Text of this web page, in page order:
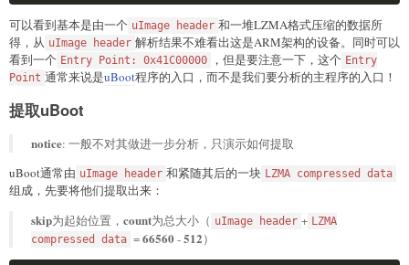
可以看到基本是由一个 uImage header 和一堆LZMA格式压缩的数据所
得，从 uImage header 解析结果不难看出这是ARM架构的设备。同时可以
看到一个 Entry Point: 0x41C00000 ，但是要注意一下，这个 Entry
Point 通常来说是uBoot程序的入口，而不是我们要分析的主程序的入口！
提取uBoot
notice: 一般不对其做进一步分析，只演示如何提取
uBoot通常由 uImage header 和紧随其后的一块 LZMA compressed data
组成，先要将他们提取出来：
skip为起始位置， count为总大小（ uImage header + LZMA
compressed data =66560-512）